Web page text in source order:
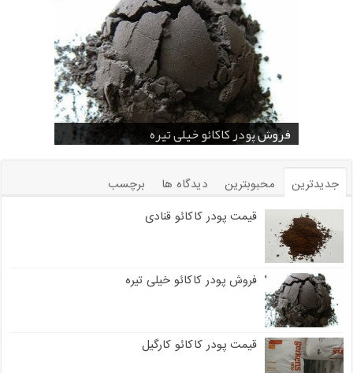
قیمت پودر کاکائو قنادی
فروش پودر کاکائو خیلی تیره
قیمت پودر کاکائو کارگیل
فروش ضد کلوخه پودر کاکائو ( Anti Cake )
خرید پودر کاکائو و کافی میت در کرمان
فروش پودر کاکائو و کافی میت در اصفهان
خرید اسانس پودری شکلات 10 کیلویی
خرید اسانس پودری قهوه
خرید کافی کریمر غیر لبنی 25 کیلویی اندونزی
جدیدترین محبوبترین دیدگاه ها
برچسب
قیمت پودر کاکائو قنادی
فروش پودر کاکائو خیلی تیره
قیمت پودر کاکائو کارگیل